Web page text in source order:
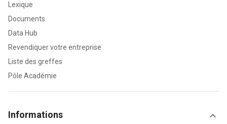
Lexique
Documents
Data Hub
Revendiquer votre entreprise
Liste des greffes
Pôle Académie
Informations